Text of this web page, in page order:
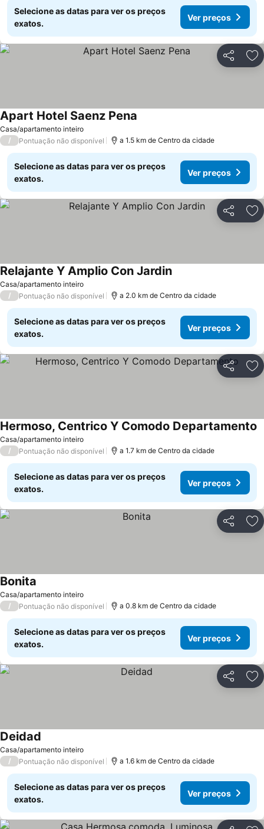
Selecione as datas para ver os preços
exatos.
Ver preços
Partilhar
Casa/apartamento inteiro
Apart Hotel Saenz Pena
/ Pontuação não disponível a 1.5 km de Centro da cidade
Selecione as datas para ver os preços
exatos.
Ver preços
Partilhar
Casa/apartamento inteiro
Relajante Y Amplio Con JardinVer preços
/ Pontuação não disponível a 2.0 km de Centro da cidade
Selecione as datas para ver os preços
exatos.
Ver preços
Partilhar
Casa/apartamento inteiro
Hermoso, Centrico Y Comodo Departamento
/ Pontuação não disponível a 1.7 km de Centro da cidade
Selecione as datas para ver os preços
exatos.
Ver preços
Partilhar
Casa/apartamento inteiro
Bonita
/ Pontuação não disponível a 0.8 km de Centro da cidade
Selecione as datas para ver os preços
exatos.
Ver preços
Partilhar
Casa/apartamento inteiro
Deidad
/ Pontuação não disponível a 1.6 km de Centro da cidade
Selecione as datas para ver os preços
exatos.
Ver preços